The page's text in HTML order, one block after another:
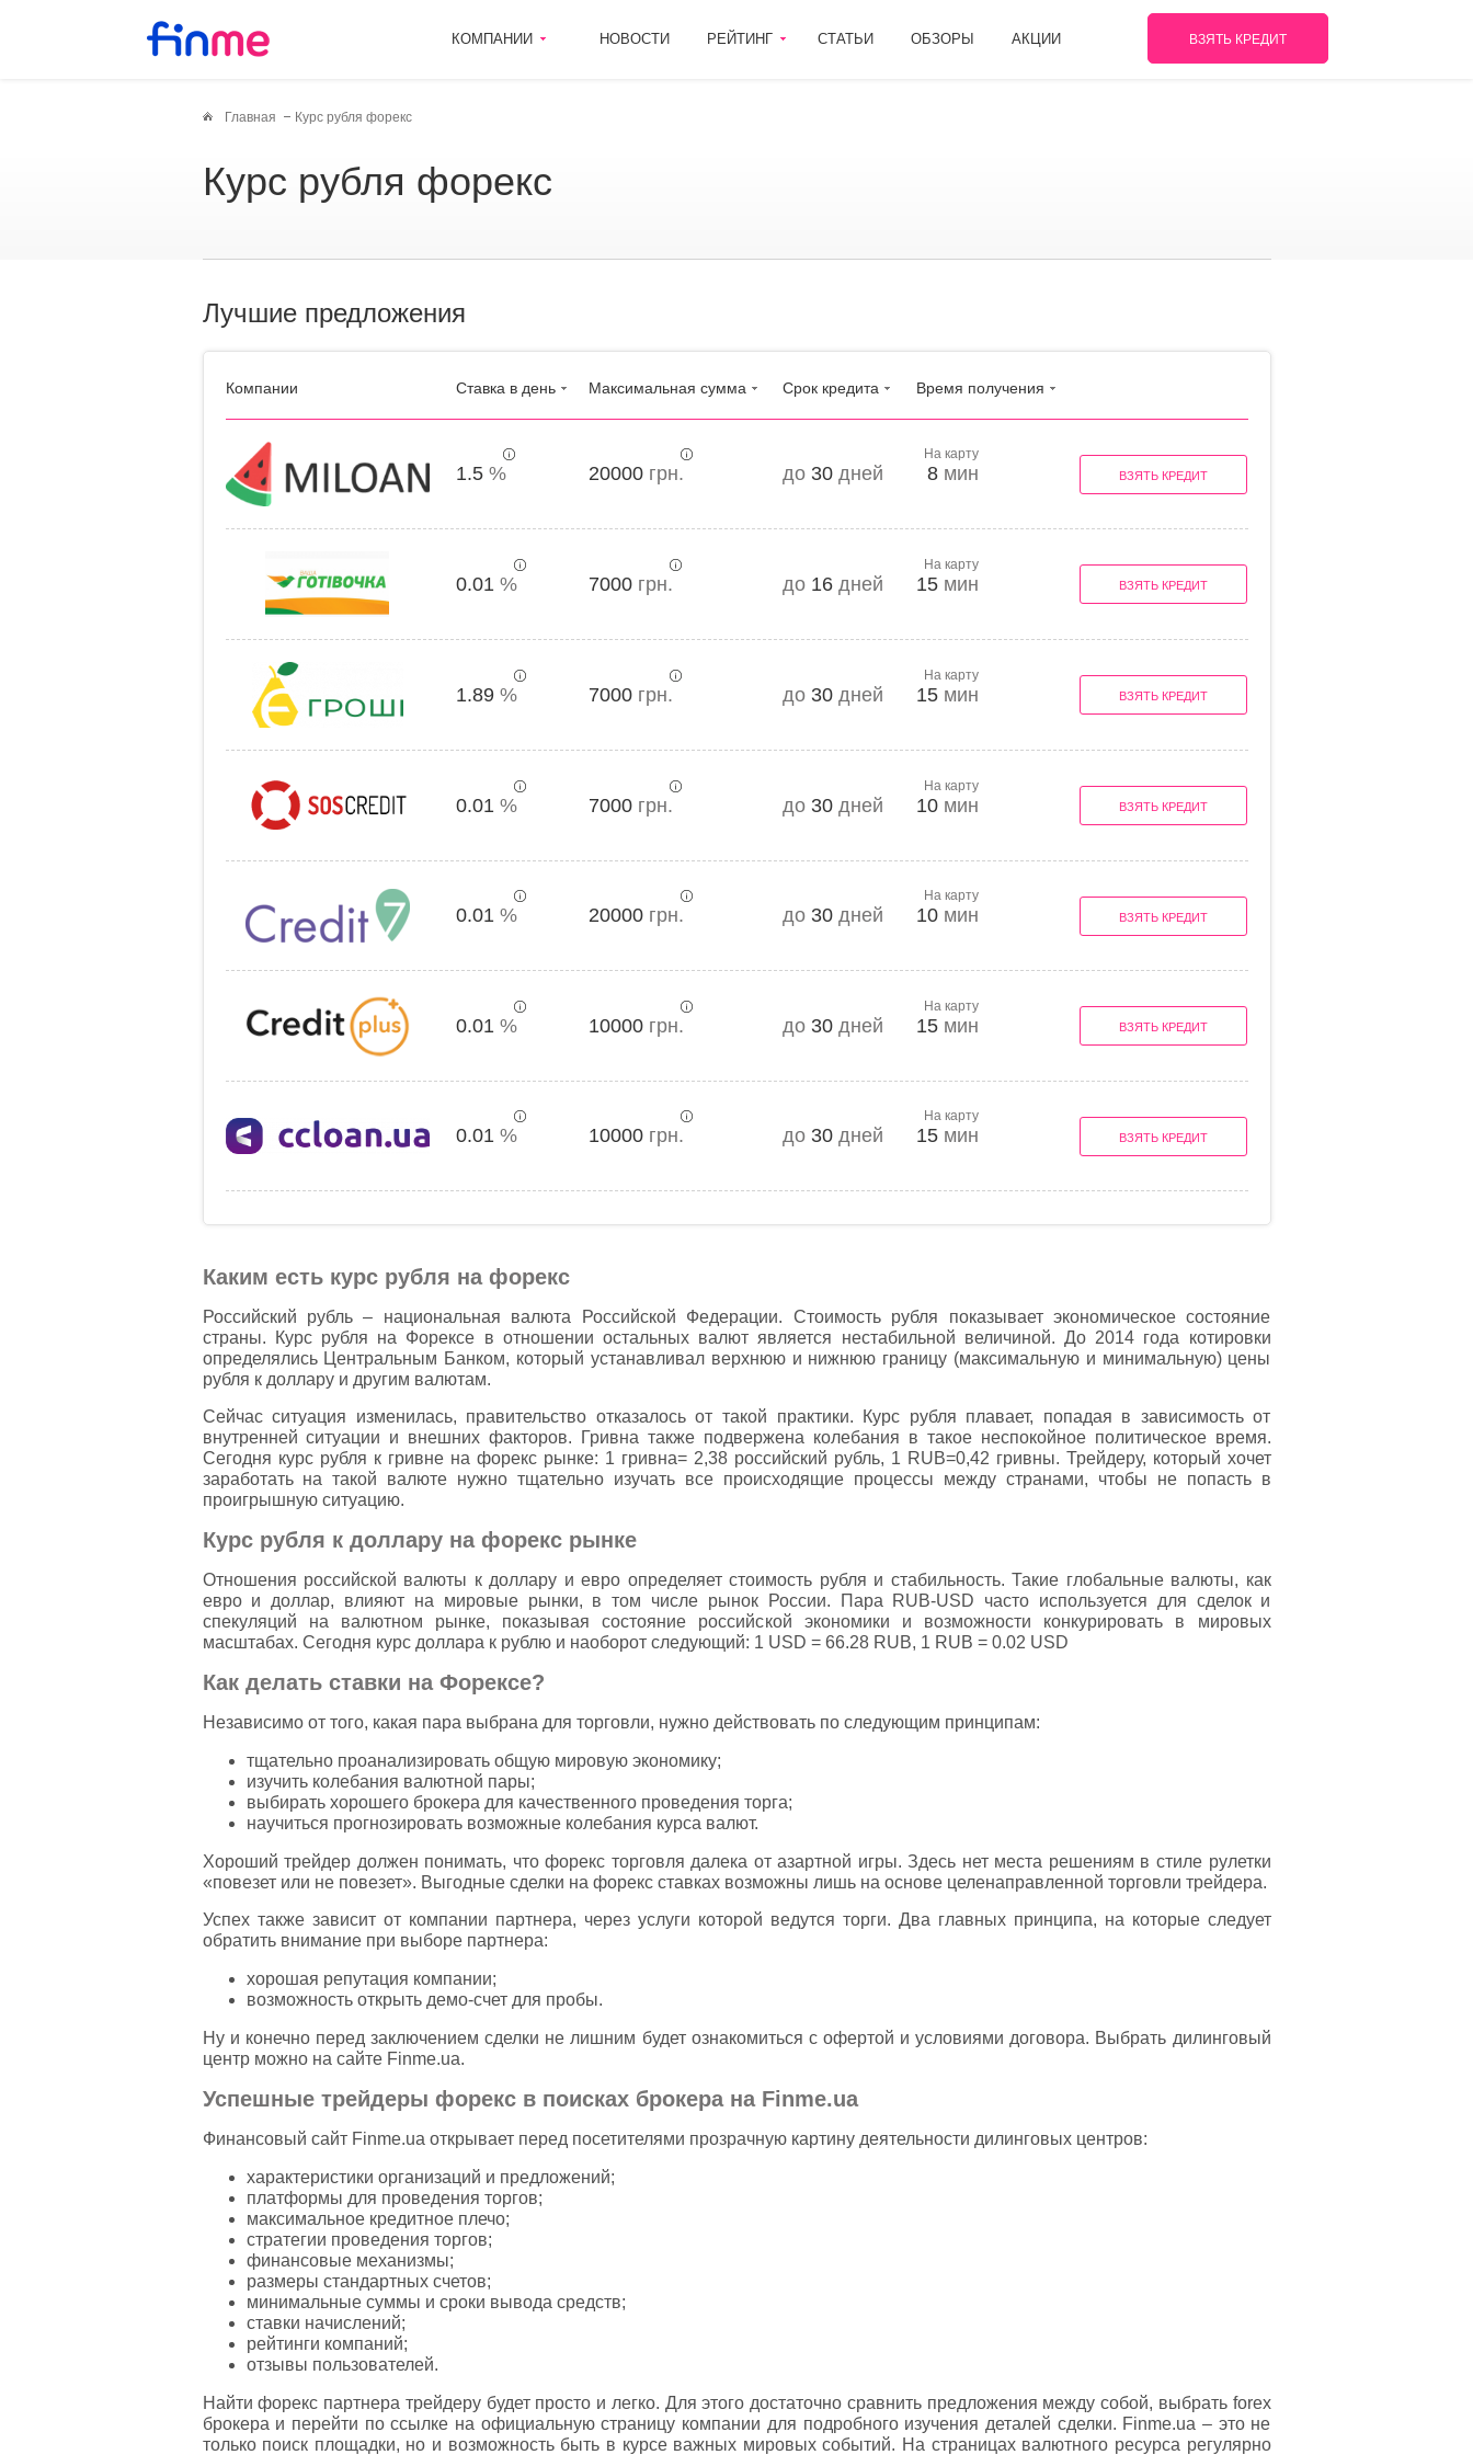
КОМПАНИИ НОВОСТИ РЕЙТИНГ СТАТЬИ ОБЗОРЫ АКЦИИ ВЗЯТЬ КРЕДИТ
Главная Курс рубля форекс
Курс рубля форекс
Лучшие предложения
Компании Ставка в день Максимальная сумма Срок кредита Время получения
1.5% 20000 грн. до 30 дней 8мин
На карту
ВЗЯТЬ КРЕДИТ
0.01 % 7000 грн. до 16 дней 15мин
На карту
ВЗЯТЬ КРЕДИТ
1.89% 7000 грн. до 30 дней 15мин
На карту
ВЗЯТЬ КРЕДИТ
0.01 % 7000 грн. до 30 дней 10мин
На карту
ВЗЯТЬ КРЕДИТ
0.01% 20000 грн. до 30 дней 10мин
На карту
ВЗЯТЬ КРЕДИТ
0.01 % 10000 грн. до 30 дней 15мин
На карту
ВЗЯТЬ КРЕДИТ
0.01% 10000 грн. до 30 дней 15мин
На карту
ВЗЯТЬ КРЕДИТ
Каким есть курс рубля на форекс
Российский рубль – национальная валюта Российской Федерации. Стоимость рубля показывает экономическое состояние
страны. Курс рубля на Форексе в отношении остальных валют является нестабильной величиной. До 2014 года котировки
определялись Центральным Банком, который устанавливал верхнюю и нижнюю границу (максимальную и минимальную) цены
рубля к доллару и другим валютам.
Сейчас ситуация изменилась, правительство отказалось от такой практики. Курс рубля плавает, попадая в зависимость от
внутренней ситуации и внешних факторов. Гривна также подвержена колебания в такое неспокойное политическое время.
Сегодня курс рубля к гривне на форекс рынке: 1 гривна= 2,38 российский рубль, 1 RUB=0,42 гривны. Трейдеру, который хочет
заработать на такой валюте нужно тщательно изучать все происходящие процессы между странами, чтобы не попасть в
проигрышную ситуацию.
Курс рубля к доллару на форекс рынке
Отношения российской валюты к доллару и евро определяет стоимость рубля и стабильность. Такие глобальные валюты, как
евро и доллар, влияют на мировые рынки, в том числе рынок России. Пара RUB-USD часто используется для сделок и
спекуляций на валютном рынке, показывая состояние российской экономики и возможности конкурировать в мировых
масштабах. Сегодня курс доллара к рублю и наоборот следующий: 1 USD = 66.28 RUB, 1 RUB = 0.02 USD
Как делать ставки на Форексе?
Независимо от того, какая пара выбрана для торговли, нужно действовать по следующим принципам:
тщательно проанализировать общую мировую экономику;
изучить колебания валютной пары;
выбирать хорошего брокера для качественного проведения торга;
научиться прогнозировать возможные колебания курса валют.
Хороший трейдер должен понимать, что форекс торговля далека от азартной игры. Здесь нет места решениям в стиле рулетки
«повезет или не повезет». Выгодные сделки на форекс ставках возможны лишь на основе целенаправленной торговли трейдера.
Успех также зависит от компании партнера, через услуги которой ведутся торги. Два главных принципа, на которые следует
обратить внимание при выборе партнера:
хорошая репутация компании;
возможность открыть демо-счет для пробы.
Ну и конечно перед заключением сделки не лишним будет ознакомиться с офертой и условиями договора. Выбрать дилинговый
центр можно на сайте Finme.ua.
Успешные трейдеры форекс в поисках брокера на Finme.ua
Финансовый сайт Finme.ua открывает перед посетителями прозрачную картину деятельности дилинговых центров:
характеристики организаций и предложений;
платформы для проведения торгов;
максимальное кредитное плечо;
стратегии проведения торгов;
финансовые механизмы;
размеры стандартных счетов;
минимальные суммы и сроки вывода средств;
ставки начислений;
рейтинги компаний;
отзывы пользователей.
Найти форекс партнера трейдеру будет просто и легко. Для этого достаточно сравнить предложения между собой, выбрать forex
брокера и перейти по ссылке на официальную страницу компании для подробного изучения деталей сделки. Finme.ua – это не
только поиск площадки, но и возможность быть в курсе важных мировых событий. На страницах валютного ресурса регулярно